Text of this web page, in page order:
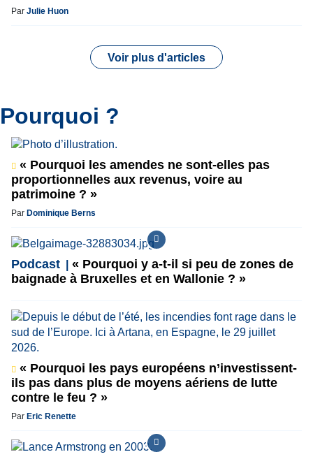
Par Julie Huon
Voir plus d'articles
Pourquoi ?
« Pourquoi les amendes ne sont-elles pas
proportionnelles aux revenus, voire au
patrimoine ? »
Par Dominique Berns
Podcast
« Pourquoi y a-t-il si peu de zones de
baignade à Bruxelles et en Wallonie ? »
« Pourquoi les pays européens n’investissent-
ils pas dans plus de moyens aériens de lutte
contre le feu ? »
Par Eric Renette